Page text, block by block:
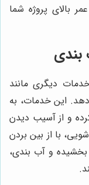
بالای پروژه شما
بندی
دیگری مانند
این خدمات، به
و از آسیب دیدن
با از بین بردن
بخشیده و آب بندی،